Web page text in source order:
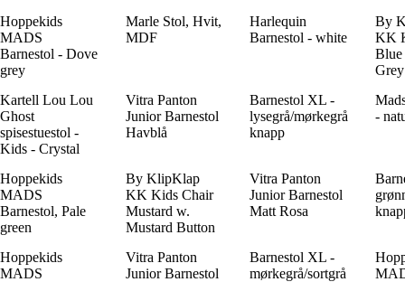
Hoppekids
MADS
Barnestol - Dove
grey
Marle Stol, Hvit,
MDF
Harlequin
Barnestol - white
By
KK
Kartell Lou Lou
Ghost
spisestuestol -
Kids - Crystal
Vitra Panton
Junior Barnestol
Havblå
Barnestol XL -
lysegrå/mørkegrå
knapp
-
Hoppekids
MADS
Barnestol, Pale
green
By KlipKlap
KK Kids Chair
Mustard w.
Mustard Button
Vitra Panton
Junior Barnestol
Matt Rosa
Hoppekids
MADS
Vitra Panton
Junior Barnestol
Barnestol XL -
mørkegrå/sortgrå